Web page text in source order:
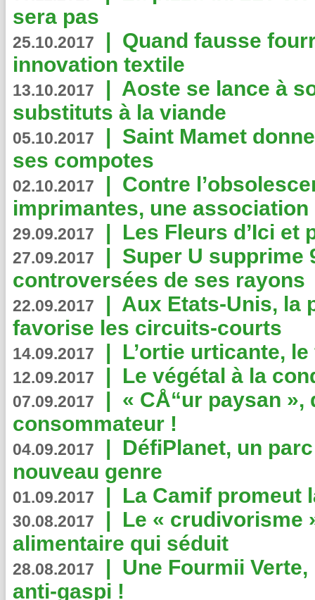
sera pas
25.10.2017 | Quand fausse
innovation textile
13.10.2017 | Aoste se lance à
substituts à la viande
05.10.2017 | Saint Mamet
ses compotes
02.10.2017 | Contre
imprimantes, une
29.09.2017 | Les Fleurs d’Ici et
27.09.2017 | Super U supprime
controversées de ses rayons
22.09.2017 | Aux Etats-Unis, la
favorise les circuits-courts
14.09.2017 | L’ortie urticante,
12.09.2017 | Le végétal à la
07.09.2017 | « CÅ“ur paysan
consommateur !
04.09.2017 | DéfiPlanet, un
nouveau genre
01.09.2017 | La Camif promeut
30.08.2017 | Le « crudivorisme
alimentaire qui séduit
28.08.2017 | Une Fourmii
anti-gaspi !